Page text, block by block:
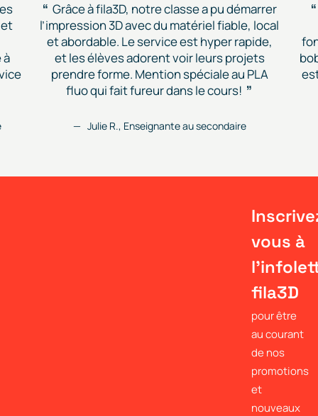
à
Grâce à fila3D, notre classe a pu démarrer
l’impression 3D avec du matériel fiable, local
et abordable. Le service est hyper rapide,
et les élèves adorent voir leurs projets
prendre forme. Mention spéciale au PLA
fluo qui fait fureur dans le cours!
Julie R., Enseignante au secondaire
vous à
fila3D
pour être
au courant
de nos
promotions
et
nouveaux